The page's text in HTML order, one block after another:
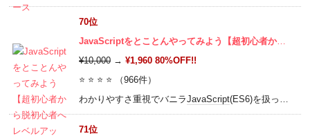
70位
JavaScriptをとことんやってみよう【超初心者から脱初心者へレベルアップ】【わかりやすさ重視】
¥10,000→ ¥1,960 80%OFF!!
⭐ ⭐ ⭐ ⭐ （966件）
わかりやすさ重視でバニラJavaScript(ES6)を扱っています。関数やオブジェクトから、イベントリスナーを使ったイベント処理、近年必須なPromise、
71位